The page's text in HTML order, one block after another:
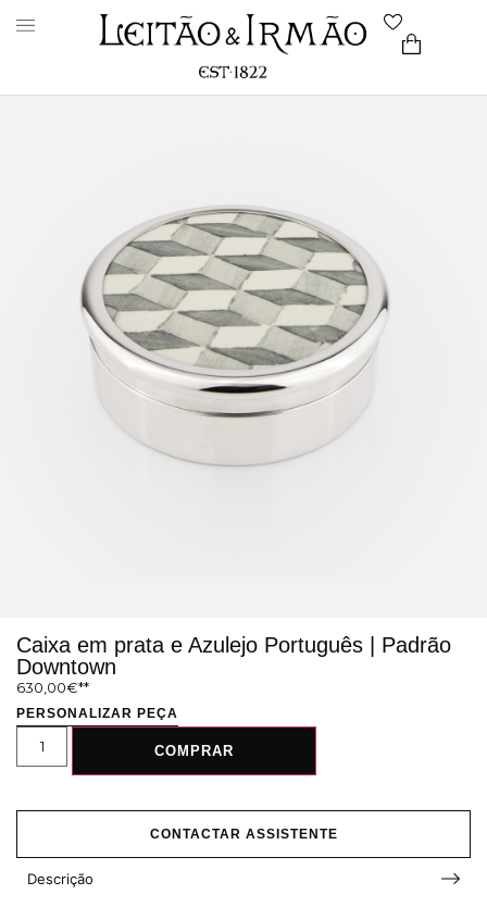
Caixa em prata e Azulejo Português | Padrão
Downtown
630,00€
PERSONALIZAR PEÇA
COMPRAR
CONTACTAR ASSISTENTE
Descrição